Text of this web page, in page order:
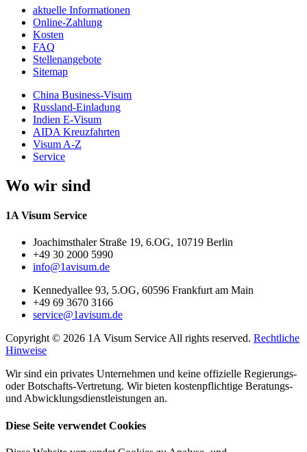
aktuelle Informationen
Online-Zahlung
Kosten
FAQ
Stellenangebote
Sitemap
China Business-Visum
Russland-Einladung
Indien E-Visum
AIDA Kreuzfahrten
Visum A-Z
Service
Wo wir sind
1A Visum Service
Joachimsthaler Straße 19, 6.OG, 10719 Berlin
+49 30 2000 5990
info@1avisum.de
Kennedyallee 93, 5.OG, 60596 Frankfurt am Main
+49 69 3670 3166
service@1avisum.de
Copyright © 2026 1A Visum Service All rights reserved. Rechtliche
Hinweise
Wir sind ein privates Unternehmen und keine offizielle Regierungs-
oder Botschafts-Vertretung. Wir bieten kostenpflichtige Beratungs-
und Abwicklungsdienstleistungen an.
Diese Seite verwendet Cookies